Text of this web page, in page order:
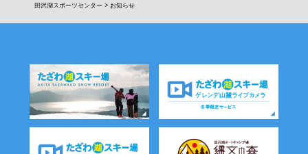
田沢湖スポーツセンター > お知らせ